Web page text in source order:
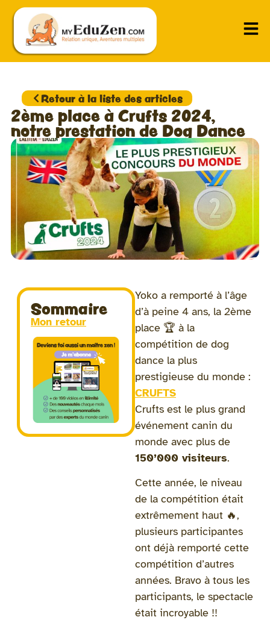
Retour à la liste des articles
2ème place à Crufts 2024,
notre prestation de Dog Dance
Sommaire
Mon retour
Yoko a remporté à l’âge
d’à peine 4 ans, la 2ème
place 🏆 à la
compétition de dog
dance la plus
prestigieuse du monde :
CRUFTS
Crufts est le plus grand
événement canin du
monde avec plus de
150’000 visiteurs.
Cette année, le niveau
de la compétition était
extrêmement haut 🔥,
plusieurs participantes
ont déjà remporté cette
compétition d’autres
années. Bravo à tous les
participants, le spectacle
était incroyable !!